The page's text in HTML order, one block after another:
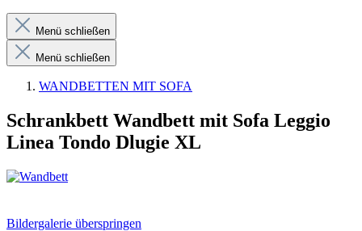
Menü schließen
Menü schließen
WANDBETTEN MIT SOFA
Schrankbett Wandbett mit Sofa Leggio
Linea Tondo Dlugie XL
Bildergalerie überspringen